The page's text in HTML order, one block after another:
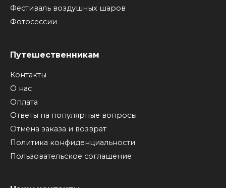
Фестиваль воздушных шаров
Фотосессии
Путешественникам
Контакты
О нас
Оплата
Ответы на популярные вопросы
Отмена заказа и возврат
Политика конфиденциальности
Пользовательское соглашение